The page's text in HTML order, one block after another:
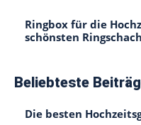
Ringbox für die
schönsten
Beliebteste
Die besten